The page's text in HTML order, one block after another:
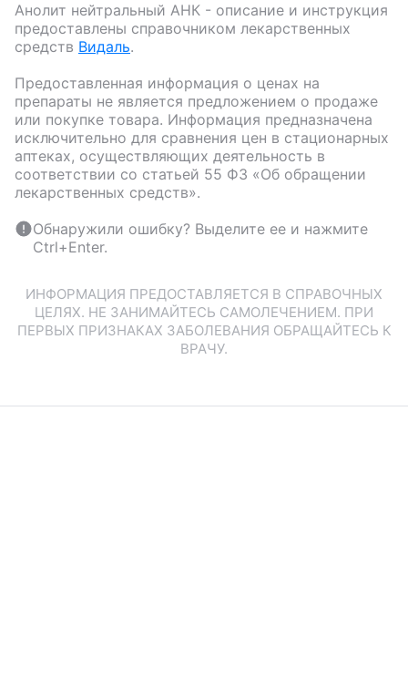
Анолит нейтральный АНК - описание и инструкция
предоставлены справочником лекарственных
средств Видаль.
Предоставленная информация о ценах на
препараты не является предложением о продаже
или покупке товара. Информация предназначена
исключительно для сравнения цен в стационарных
аптеках, осуществляющих деятельность в
соответствии со статьей 55 ФЗ «Об обращении
лекарственных средств».
Обнаружили ошибку? Выделите ее и нажмите
Ctrl+Enter.
ИНФОРМАЦИЯ ПРЕДОСТАВЛЯЕТСЯ В СПРАВОЧНЫХ
ЦЕЛЯХ. НЕ ЗАНИМАЙТЕСЬ САМОЛЕЧЕНИЕМ. ПРИ
ПЕРВЫХ ПРИЗНАКАХ ЗАБОЛЕВАНИЯ ОБРАЩАЙТЕСЬ К
ВРАЧУ.